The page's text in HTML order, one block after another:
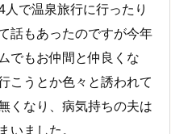
で温泉旅行に行ったり
話もあったのですが今年
でもお仲間と仲良くな
こうとか色々と誘われて
くなり、病気持ちの夫は
いました。